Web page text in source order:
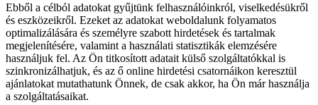
Ebből a célból adatokat gyűjtünk felhasználóinkról, viselkedésükről
és eszközeikről. Ezeket az adatokat weboldalunk folyamatos
optimalizálására és személyre szabott hirdetések és tartalmak
megjelenítésére, valamint a használati statisztikák elemzésére
használjuk fel. Az Ön titkosított adatait külső szolgáltatókkal is
szinkronizálhatjuk, és az ő online hirdetési csatornáikon keresztül
ajánlatokat mutathatunk Önnek, de csak akkor, ha Ön már használja
a szolgáltatásaikat.